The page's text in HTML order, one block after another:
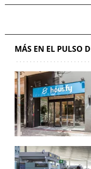
MÁS EN EL PULSO